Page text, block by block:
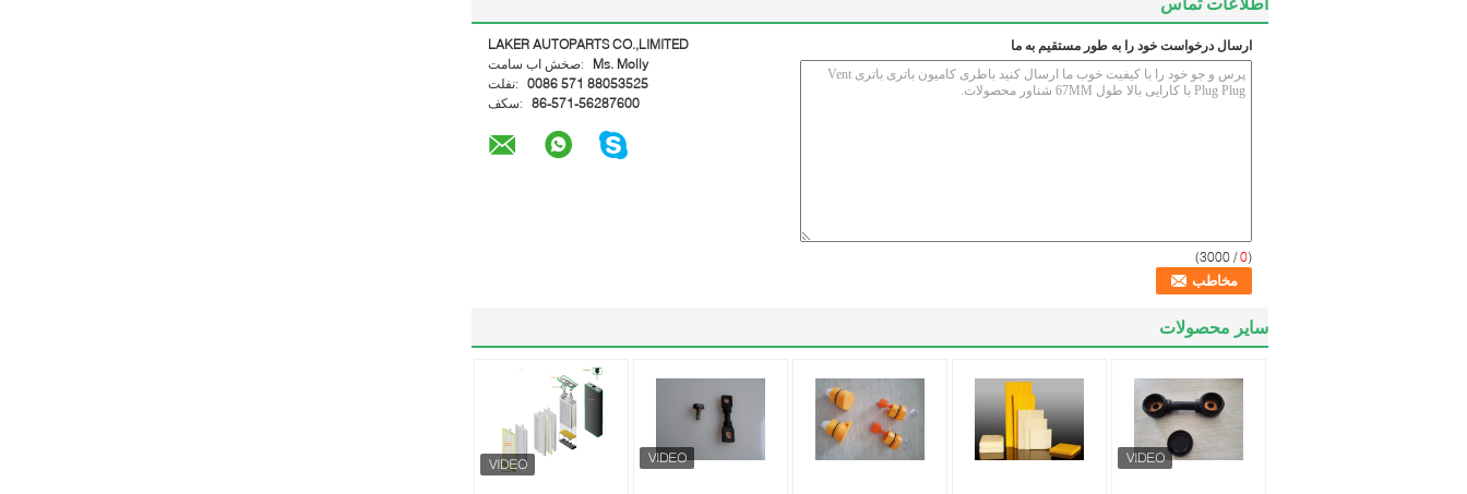
LAKER AUTOPARTS CO.,LIMITED
تماس با شخص:
Ms. Molly
تلفن: 0086 571 88053525
فکس: 86-571-56287600
ارسال درخواست خود را به طور مستقیم به ما
(
0
/ 3000)
سایر محصولات